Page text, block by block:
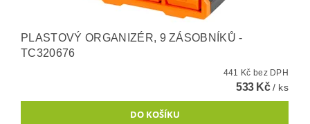
PLASTOVÝ ORGANIZÉR, 9 ZÁSOBNÍKŮ -
TC320676
441 Kč bez DPH
533 Kč/ ks